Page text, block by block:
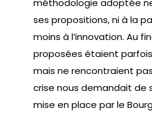
méthodologie adoptée
ses propositions, ni à la
moins à l’innovation. Au
proposées étaient
mais ne rencontraient
crise nous demandait de
mise en place par le